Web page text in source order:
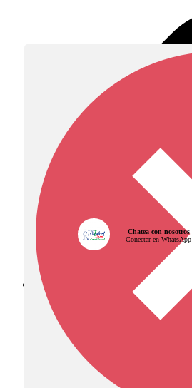
Diócesis de Zipaquirá
Chatea con nosotros
Conectar en WhatsApp